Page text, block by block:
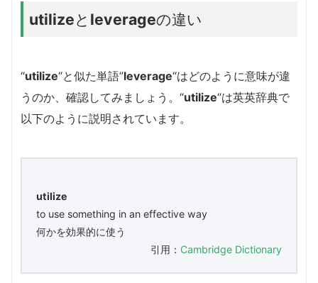
utilizeと leverageの違い
“utilize“と似た単語”leverage“はどのように意味が違
うのか、確認してみましょう。 “utilize“は英英辞典で
以下のように説明されています。
utilize
to use something in an effective way
何かを効果的に使う
引用： Cambridge Dictionary